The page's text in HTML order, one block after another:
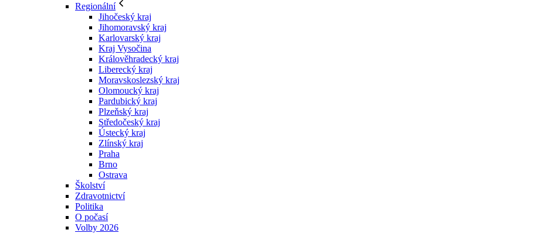
Regionální
Jihočeský kraj
Jihomoravský kraj
Karlovarský kraj
Kraj Vysočina
Králověhradecký kraj
Liberecký kraj
Moravskoslezský kraj
Olomoucký kraj
Pardubický kraj
Plzeňský kraj
Středočeský kraj
Ústecký kraj
Zlínský kraj
Praha
Brno
Ostrava
Školství
Zdravotnictví
Politika
O počasí
Volby 2026